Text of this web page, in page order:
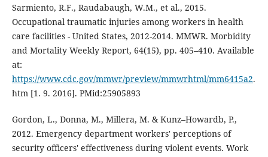
Sarmiento, R.F., Raudabaugh, W.M., et al., 2015.
Occupational traumatic injuries among workers in health
care facilities - United States, 2012-2014. MMWR. Morbidity
and Mortality Weekly Report, 64(15), pp. 405–410. Available
at:
https://www.cdc.gov/mmwr/preview/mmwrhtml/mm6415a2.
htm [1. 9. 2016]. PMid:25905893
Gordon, L., Donna, M., Millera, M. & Kunz–Howardb, P.,
2012. Emergency department workers' perceptions of
security officers' effectiveness during violent events. Work